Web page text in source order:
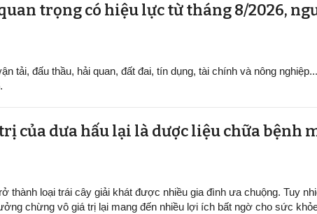
trọng có hiệu lực từ tháng 8/2026,
tải, đấu thầu, hải quan, đất đai, tín dụng, tài chính và nông
của dưa hấu lại là dược liệu chữa bệnh
thành loại trái cây giải khát được nhiều gia đình ưa chuộng. Tuy
chừng vô giá trị lại mang đến nhiều lợi ích bất ngờ cho sức